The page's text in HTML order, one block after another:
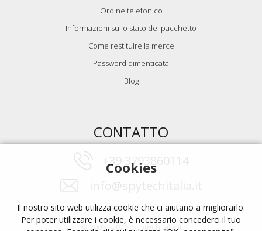
Ordine telefonico
Informazioni sullo stato del pacchetto
Come restituire la merce
Password dimenticata
Blog
CONTATTO
+39 3793860114
© 2009 - 2026, Spytechitalia.it
Cookies
Il nostro sito web utilizza cookie che ci aiutano a migliorarlo.
Per poter utilizzare i cookie, è necessario concederci il tuo